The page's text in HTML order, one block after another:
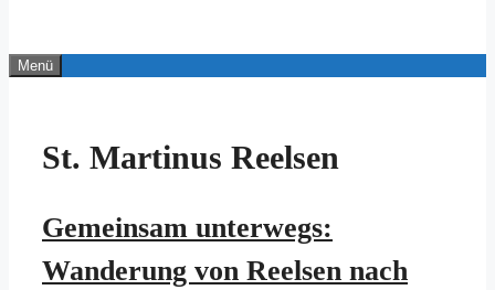
Menü
St. Martinus Reelsen
Gemeinsam unterwegs:
Wanderung von Reelsen nach